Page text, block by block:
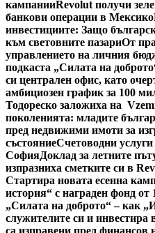
кампанииRevolut получи
банкови операции в Мексико
инвестициите: Защо
към световните пазариОт
управлението на личния
подкаста „Силата на
си централен офис, като
амбициозен график за 100
Тодореско заложиха на
поколенията: младите
пред недвижими имоти за
състояниеСчетоводни
СофияДоклад за летните
изпразниха сметките си в
Стартира новата есенна
история“ с награден фонд от
„Силата на доброто“ – как
служителите си и инвестира